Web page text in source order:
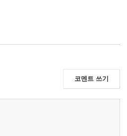
코멘트 쓰기